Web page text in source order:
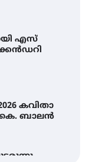
എസ്
കവിതാ
കെ. ബാലൻ
–